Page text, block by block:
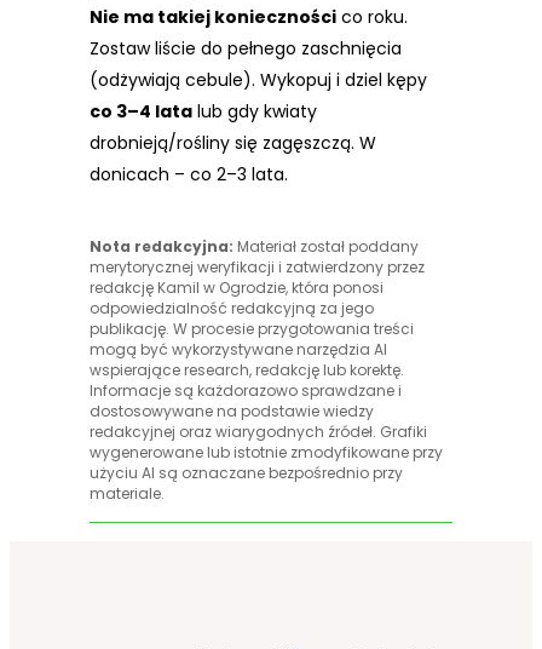
Nie ma takiej konieczności co roku.
Zostaw liście do pełnego zaschnięcia
(odżywiają cebule). Wykopuj i dziel kępy
co 3–4 lata lub gdy kwiaty
drobnieją/rośliny się zagęszczą. W
donicach – co 2–3 lata.
Nota redakcyjna: Materiał został poddany
merytorycznej weryfikacji i zatwierdzony przez
redakcję Kamil w Ogrodzie, która ponosi
odpowiedzialność redakcyjną za jego
publikację. W procesie przygotowania treści
mogą być wykorzystywane narzędzia AI
wspierające research, redakcję lub korektę.
Informacje są każdorazowo sprawdzane i
dostosowywane na podstawie wiedzy
redakcyjnej oraz wiarygodnych źródeł. Grafiki
wygenerowane lub istotnie zmodyfikowane przy
użyciu AI są oznaczane bezpośrednio przy
materiale.